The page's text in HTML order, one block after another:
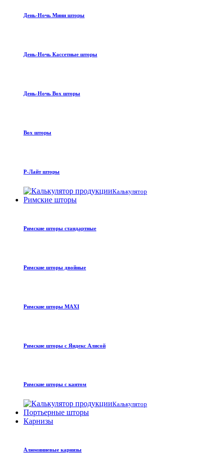
День-Ночь Мини шторы
День-Ночь Кассетные шторы
День-Ночь Box шторы
Box шторы
Р-Лайт шторы
Калькулятор
Римские шторы
Римские шторы стандартные
Римские шторы двойные
Римские шторы MAXI
Римские шторы с Яндекс Алисой
Римские шторы с кантом
Калькулятор
Портьерные шторы
Карнизы
Алюминиевые карнизы